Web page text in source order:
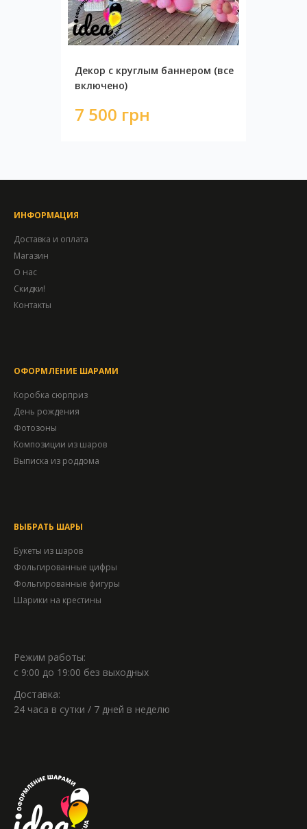
Декор с круглым баннером (все
включено)
7 500 грн
ИНФОРМАЦИЯ
Доставка и оплата
Магазин
О нас
Скидки!
Контакты
ОФОРМЛЕНИЕ ШАРАМИ
Коробка сюрприз
День рождения
Фотозоны
Композиции из шаров
Выписка из роддома
ВЫБРАТЬ ШАРЫ
Букеты из шаров
Фольгированные цифры
Фольгированные фигуры
Шарики на крестины
Режим работы:
с 9:00 до 19:00 без выходных
Доставка:
24 часа в сутки / 7 дней в неделю